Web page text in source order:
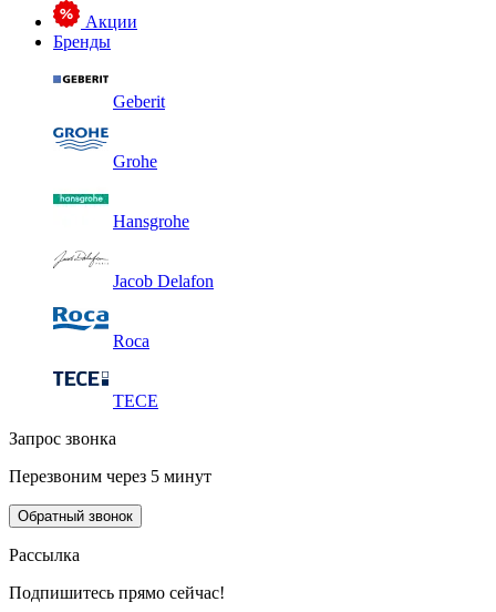
Акции
Бренды
Geberit
Grohe
Hansgrohe
Jacob Delafon
Roca
TECE
Запрос звонка
Перезвоним через 5 минут
Обратный звонок
Рассылка
Подпишитесь прямо сейчас!